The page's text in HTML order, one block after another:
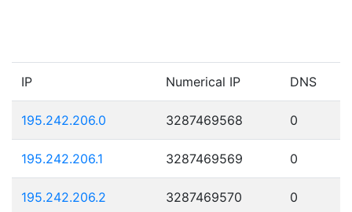
IP Numerical IP DNS
195.242.206.0 3287469568 0
195.242.206.1 3287469569 0
195.242.206.2 3287469570 0